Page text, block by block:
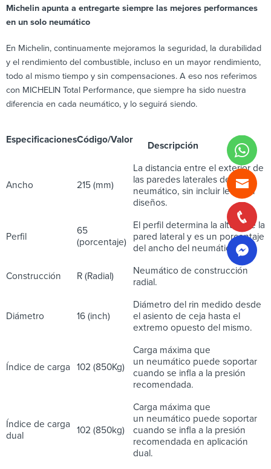
Michelin apunta a entregarte siempre las mejores performances
en un solo neumático
En Michelin, continuamente mejoramos la seguridad, la durabilidad
y el rendimiento del combustible, incluso en un mayor rendimiento,
todo al mismo tiempo y sin compensaciones. A eso nos referimos
con MICHELIN Total Performance, que siempre ha sido nuestra
diferencia en cada neumático, y lo seguirá siendo.
EspecificacionesCódigo/Valor
Descripción
Ancho 215 (mm)
La distancia entre el exterior de
las paredes laterales de un
neumático, sin incluir letras ni
diseños.
Perfil
65
(porcentaje)
El perfil determina la altura de la
pared lateral y es un porcentaje
del ancho del neumático.
Construcción R (Radial)
Neumático de construcción
radial.
Diámetro 16 (inch)
Diámetro del rin medido desde
el asiento de ceja hasta el
extremo opuesto del mismo.
Índice de carga 102 (850Kg)
Carga máxima que
un neumático puede soportar
cuando se infla a la presión
recomendada.
Índice de carga
dual
102 (850kg)
Carga máxima que
un neumático puede soportar
cuando se infla a la presión
recomendada en aplicación
dual.